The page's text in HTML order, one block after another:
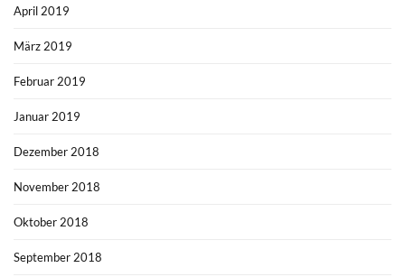
April 2019
März 2019
Februar 2019
Januar 2019
Dezember 2018
November 2018
Oktober 2018
September 2018